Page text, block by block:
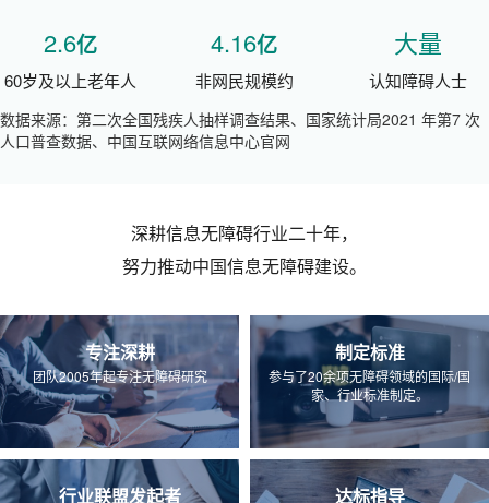
2.6亿
60岁及以上老年人
4.16亿
非网民规模约
大量
认知障碍人士
数据来源：第二次全国残疾人抽样调查结果、国家统计局2021 年第7 次
人口普查数据、中国互联网络信息中心官网
深耕信息无障碍行业二十年，
努力推动中国信息无障碍建设。
专注深耕
团队2005年起专注无障碍研究
制定标准
参与了20余项无障碍领域的国际/国
家、行业标准制定。
行业联盟发起者 达标指导